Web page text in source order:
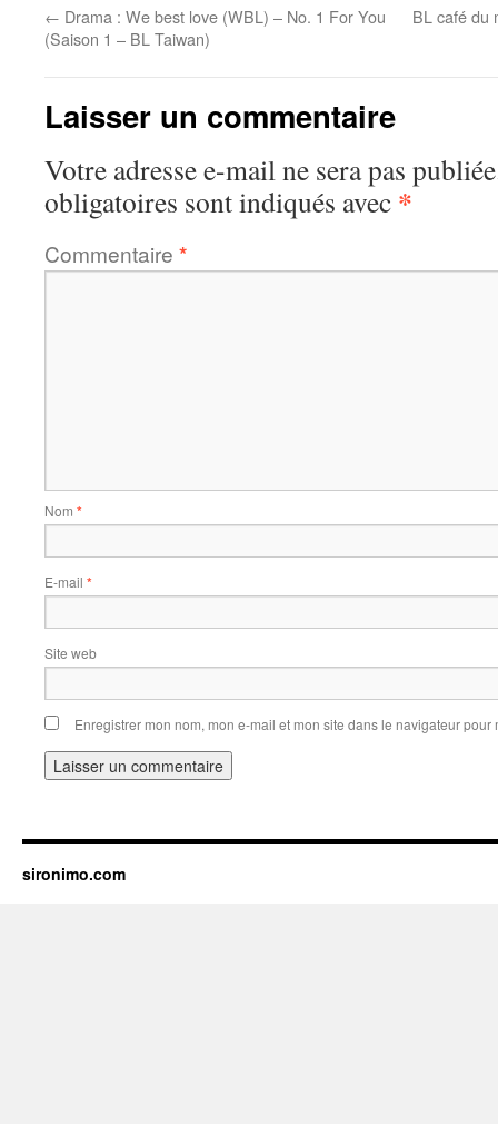
← Drama : We best love (WBL) – No. 1 For You
(Saison 1 – BL Taiwan)
BL café du
Laisser un commentaire
Votre adresse e-mail ne sera pas
obligatoires sont indiqués avec *
Commentaire *
Nom *
E-mail *
Site web
Enregistrer mon nom, mon e-mail et mon site dans le navigateur
sironimo.com